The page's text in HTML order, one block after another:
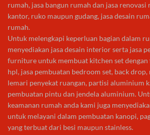
rumah, jasa bangun rumah dan jasa renovasi
kantor, ruko maupun gudang, jasa desain
rumah.
Untuk melengkapi keperluan bagian dalam
menyediakan jasa desain interior serta jasa
furniture untuk membuat kitchen set dengan
hpl, jasa pembuatan bedroom set, back
lemari penyekat ruangan, partisi aluminium
pembuatan pintu dan jendela aluminium.
keamanan rumah anda kami juga
untuk melayani dalam pembuatan kanopi,
yang terbuat dari besi maupun stainless.